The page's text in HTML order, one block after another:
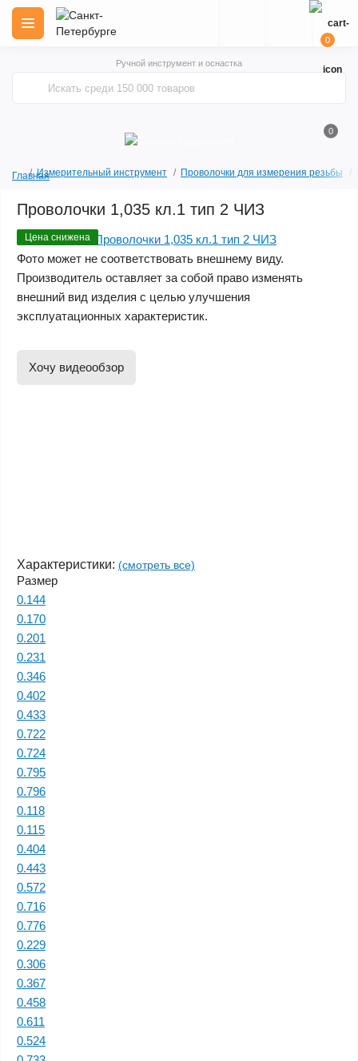
Ручной инструмент и оснастка
0
0
ГлавнаяИзмерительный инструмент Проволочки для измерения резьбы
Проволочки 1,035 кл.1 тип 2 ЧИЗ
Цена снижена
Фото может не соответствовать внешнему виду.
Производитель оставляет за собой право изменять
внешний вид изделия с целью улучшения
эксплуатационных характеристик.
Хочу видеообзор
Характеристики: (смотреть все)
Размер
0.144
0.170
0.201
0.231
0.346
0.402
0.433
0.722
0.724
0.795
0.796
0.118
0.115
0.404
0.443
0.572
0.716
0.776
0.229
0.306
0.367
0.458
0.611
0.524